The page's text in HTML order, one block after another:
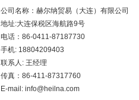
公司名称：赫尔纳贸易（大连）有限公司
地址:大连保税区海航路9号
电话：86-0411-87187730
手机: 18804209403
联系人: 王经理
传真：86-411-87317760
E-mail: info@heilna.com